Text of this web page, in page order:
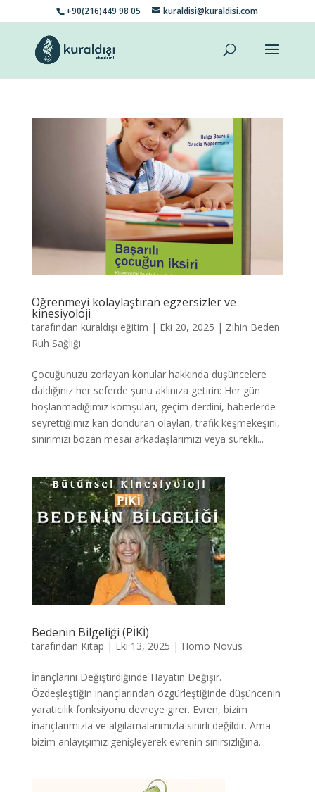
+90(216)449 98 05 kuraldisi@kuraldisi.com
Öğrenmeyi kolaylaştıran egzersizler ve
kinesiyoloji
tarafından kuraldışı eğitim | Eki 20, 2025 | Zihin Beden
Ruh Sağlığı
Çocuğunuzu zorlayan konular hakkında düşüncelere
daldığınız her seferde şunu aklınıza getirin: Her gün
hoşlanmadığımız komşuları, geçim derdini, haberlerde
seyrettiğimiz kan donduran olayları, trafik keşmekeşini,
sinirimizi bozan mesai arkadaşlarımızı veya sürekli...
Bedenin Bilgeliği (PİKİ)
tarafından Kitap | Eki 13, 2025 | Homo Novus
İnançlarını Değiştirdiğinde Hayatın Değişir.
Özdeşleştiğin inançlarından özgürleştiğinde düşüncenin
yaratıcılık fonksiyonu devreye girer. Evren, bizim
inançlarımızla ve algılamalarımızla sınırlı değildir. Ama
bizim anlayışımız genişleyerek evrenin sınırsızlığına...